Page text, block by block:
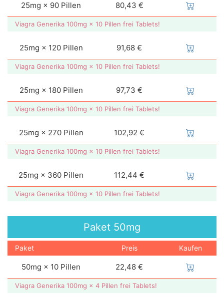
25mg × 90 Pillen 80,43 €
Viagra Generika 100mg × 10 Pillen frei Tablets!
25mg × 120 Pillen 91,68 €
Viagra Generika 100mg × 10 Pillen frei Tablets!
25mg × 180 Pillen 97,73 €
Viagra Generika 100mg × 10 Pillen frei Tablets!
25mg × 270 Pillen 102,92 €
Viagra Generika 100mg × 10 Pillen frei Tablets!
25mg × 360 Pillen 112,44 €
Viagra Generika 100mg × 10 Pillen frei Tablets!
Paket 50mg
Paket Preis Kaufen
50mg × 10 Pillen 22,48 €
Viagra Generika 100mg × 4 Pillen frei Tablets!